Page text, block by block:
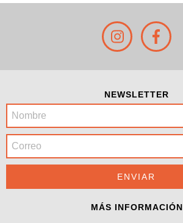
NEWSLETTER
MÁS INFORMACIÓN